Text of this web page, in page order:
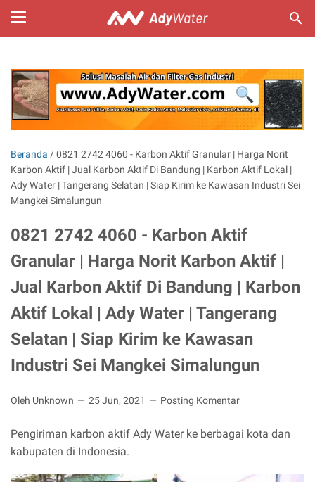
Beranda /0821 2742 4060 - Karbon Aktif Granular | Harga Norit
Karbon Aktif | Jual Karbon Aktif Di Bandung | Karbon Aktif Lokal |
Ady Water | Tangerang Selatan | Siap Kirim ke Kawasan Industri Sei
Mangkei Simalungun
0821 2742 4060 - Karbon Aktif
Granular | Harga Norit Karbon Aktif |
Jual Karbon Aktif Di Bandung | Karbon
Aktif Lokal | Ady Water | Tangerang
Selatan | Siap Kirim ke Kawasan
Industri Sei Mangkei Simalungun
Oleh Unknown 25 Jun, 2021 Posting Komentar
Pengiriman karbon aktif Ady Water ke berbagai kota dan
kabupaten di Indonesia.